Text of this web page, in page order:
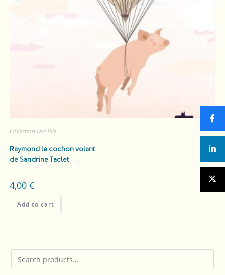
Collection Des Plis
Raymond le cochon volant
de Sandrine Taclet
4,00 €
Add to cart